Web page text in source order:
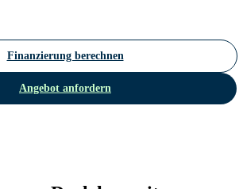
Finanzierung berechnen
Angebot anfordern